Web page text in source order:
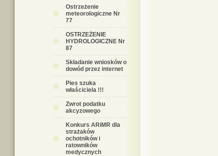
Ostrzeżenie
meteorologiczne Nr
77
OSTRZEŻENIE
HYDROLOGICZNE Nr
87
Składanie wniosków o
dowód przez internet
Pies szuka
właściciela !!!
Zwrot podatku
akcyzowego
Konkurs ARiMR dla
strażaków
ochotników i
ratowników
medycznych